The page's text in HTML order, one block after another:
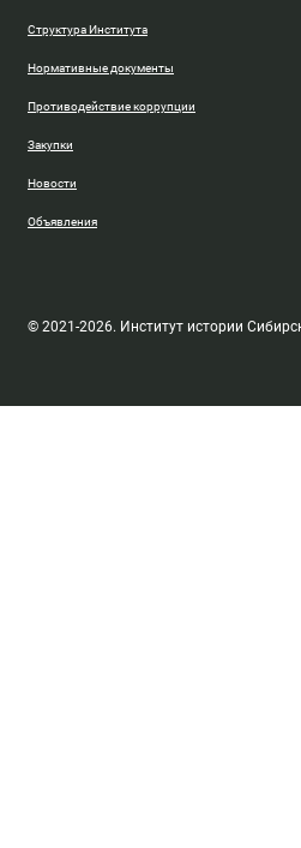
Структура Института
Нормативные документы
Противодействие коррупции
Закупки
Новости
Объявления
© 2021-2026. Институт истории